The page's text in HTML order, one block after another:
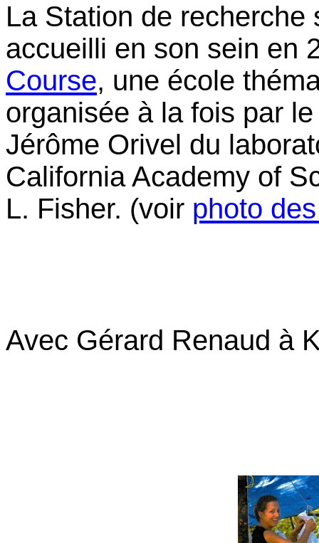
La Station de
accueilli en son sein en
Course, une école
organisée à la fois par
Jérôme Orivel du
California Academy of
L. Fisher. (voir photo
Avec Gérard Renaud à